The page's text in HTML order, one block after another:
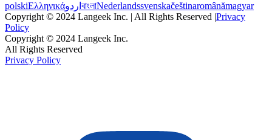
polskiΕλληνικάاردو বাংলাNederlandssvenskačeštinaromânămagyar
Copyright © 2024 Langeek Inc. | All Rights Reserved |Privacy
Policy
Copyright © 2024 Langeek Inc.
All Rights Reserved
Privacy Policy